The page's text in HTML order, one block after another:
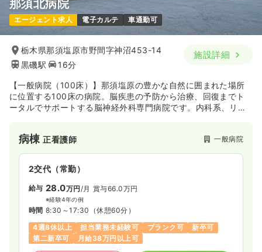
日勤のみ（パート） 一時募集休止
給与 時給1,300円〜
時間 8:30～17:30（休憩60分）
オンコールあり
気になる 詳細を見る
訪問看護正看護師 / 管理職 サ高住
2交代（常勤）
給与 40.0万円〜/月
※一例
時間 8:30～17:30 （休憩60分）
4週8休以上
オンコールあり
担当業務未経験可
ブランク可
月給40万円以上可
那須北病院
エージェント求人 電子カルテ 車通勤可
栃木県那須塩原市野間字神沼453-14
黒磯駅
16分
施設詳細
【一般病院（100床）】那須塩原の豊かな自然に囲まれた場所
に位置する100床の病院。脳疾患の予防から治療、回復までト
ータルでサポートする脳神経外科専門病院です。内科系、リハ
病棟正看護師 一般病院
2交代（常勤）
給与 28.0万円/月 賞与66.0万円
※経験4年の例
時間 8:30～17:30 （休憩60分）
4週8休以上
担当業務未経験可 ブランク可
新卒可
第二新卒可
月給38万円以上可